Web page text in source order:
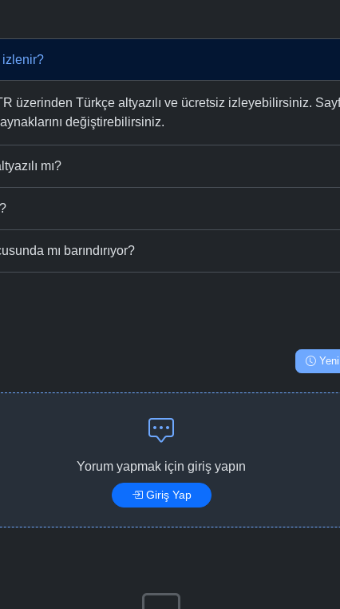
izlenir?
üzerinden Türkçe altyazılı ve ücretsiz izleyebilirsiniz.
değiştirebilirsiniz.
mı?
mı barındırıyor?
Yeni
Yorum yapmak için giriş yapın
Giriş Yap